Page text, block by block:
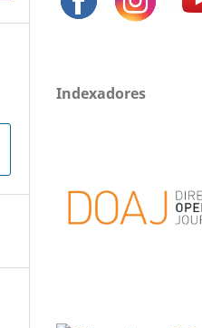
Indexadores